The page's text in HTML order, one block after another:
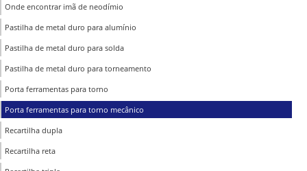
Onde encontrar imã de neodímio
Pastilha de metal duro para alumínio
Pastilha de metal duro para solda
Pastilha de metal duro para torneamento
Porta ferramentas para torno
Porta ferramentas para torno mecânico
Recartilha dupla
Recartilha reta